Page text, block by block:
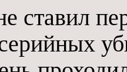
ставил